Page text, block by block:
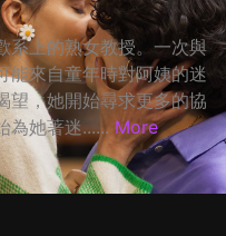
系上的熟女教授。一次與
能來自童年時對阿姨的迷
望，她開始尋求更多的協
為她著迷...... More